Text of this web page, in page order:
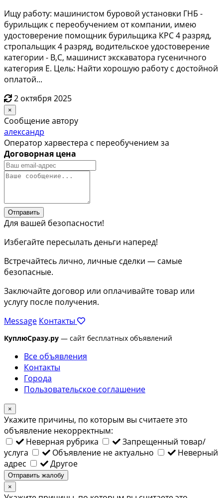
Ищу работу: машинистом буровой установки ГНБ -
бурильщик с переобучением от компании, имею
удостоверение помощник бурильщика КРС 4 разряд,
стропальщик 4 разряд, водительское удостоверение
категории - B,C, машинист экскаватора гусеничного
категория Е. Цель: Найти хорошую работу с достойной
оплатой...
2 октября 2025
×
Сообщение автору
александр
Оператор харвестера с переобучением за
Договорная цена
Отправить
Для вашей безопасности!
Избегайте пересылать деньги наперед!
Встречайтесь лично, личные сделки — самые
безопасные.
Заключайте договор или оплачивайте товар или
услугу после получения.
Message Контакты
КуплюСразу.ру — сайт бесплатных объявлений
Все объявления
Контакты
Города
Пользовательское соглашение
×
Укажите причины, по которым вы считаете это
объявление некорректным:
Неверная рубрика
Запрещенный товар/
услуга
Объявление не актуально
Неверный
адрес
Другое
Отправить жалобу
×